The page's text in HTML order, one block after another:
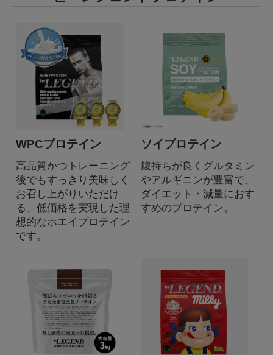
WPCプロテイン
高品質かつトレーニング
後でもすっきり美味しく
お召し上がりいただけ
る、低価格を実現した理
想的なホエイプロテイン
です。
ソイプロテイン
腹持ちが良くグルタミン
やアルギニンが豊富で、
ダイエット・減量におす
すめのプロテイン。